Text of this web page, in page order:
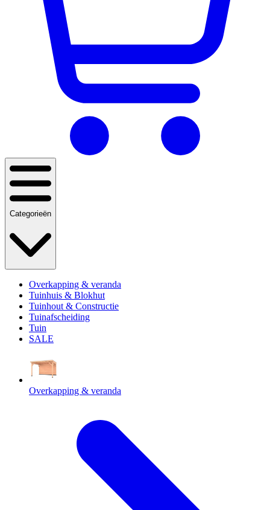
Categorieën
Overkapping & veranda
Tuinhuis & Blokhut
Tuinhout & Constructie
Tuinafscheiding
Tuin
SALE
Overkapping & veranda